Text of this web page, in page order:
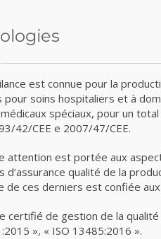
est connue pour la
pour soins hospitaliers et à
spéciaux, pour un
42/CEE e 2007/47/CEE.
attention est portée aux
d’assurance qualité de la
de ces derniers est confiée
certifié de gestion de la
», « ISO 13485:2016 ».